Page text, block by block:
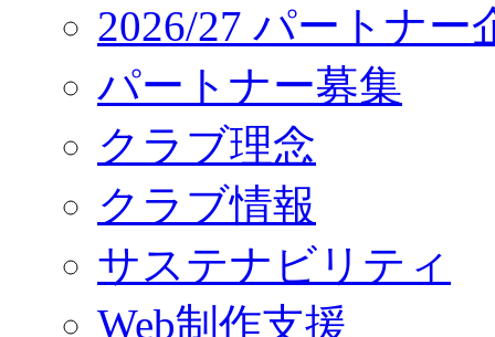
2026/27 パートナー
パートナー募集
クラブ理念
クラブ情報
サステナビリティ
Web制作支援